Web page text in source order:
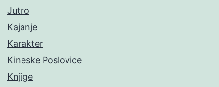
Jutro
Kajanje
Karakter
Kineske Poslovice
Knjige